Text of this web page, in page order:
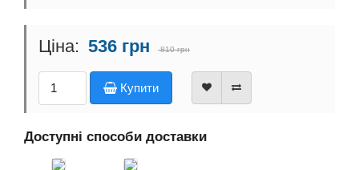
536 грн 810 грн
Купити
Доступні способи доставки